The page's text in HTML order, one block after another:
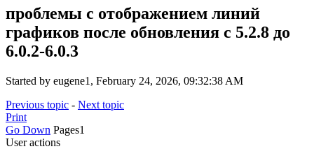
проблемы с отображением линий
графиков после обновления c 5.2.8 до
6.0.2-6.0.3
Started by eugene1, February 24, 2026, 09:32:38 AM
Previous topic - Next topic
Print
Go Down Pages1
User actions